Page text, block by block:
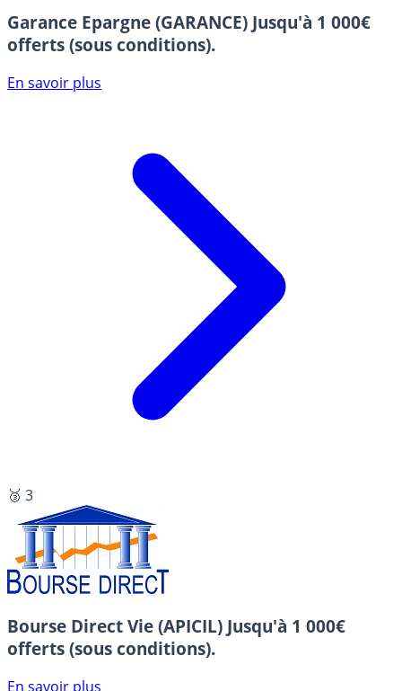
Garance Epargne (GARANCE) Jusqu'à 1 000€
offerts (sous conditions).
En savoir plus
🥉 3
Bourse Direct Vie (APICIL) Jusqu'à 1 000€
offerts (sous conditions).
En savoir plus